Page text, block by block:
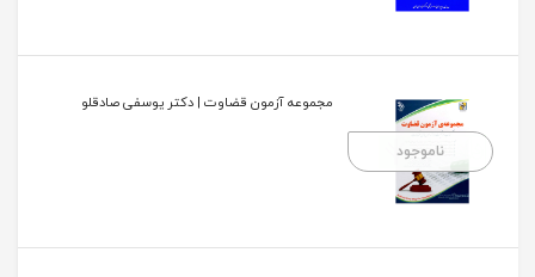
ناموجود
مجموعه آزمون قضاوت | دکتر یوسفی صادقلو